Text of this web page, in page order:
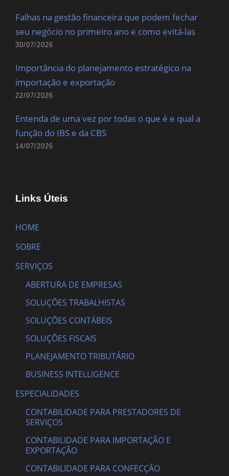
Falhas na gestão financeira que podem fechar
seu negócio no primeiro ano e como evitá-las
30/07/2026
Importância do planejamento estratégico na
importação e exportação
22/07/2026
Entenda de uma vez por todas o que é e qual a
função do IBS e da CBS
14/07/2026
Links Úteis
HOME
SOBRE
SERVIÇOS
ABERTURA DE EMPRESAS
SOLUÇÕES TRABALHISTAS
SOLUÇÕES CONTÁBEIS
SOLUÇÕES FISCAIS
PLANEJAMENTO TRIBUTÁRIO
BUSINESS INTELLIGENCE
ESPECIALIDADES
CONTABILIDADE PARA PRESTADORES DE
SERVIÇOS
CONTABILIDADE PARA IMPORTAÇÃO E
EXPORTAÇÃO
CONTABILIDADE PARA CONFECÇÃO